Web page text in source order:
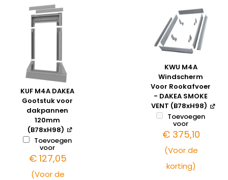
KUF M4A DAKEA
Gootstuk voor
dakpannen
120mm
(B78xH98)
Toevoegen
voor
€127,05
(Voor de
KWU M4A
Windscherm
Voor Rookafvoer
- DAKEA SMOKE
VENT (B78xH98)
Toevoegen
voor
€ 375,10
(Voor de
korting)